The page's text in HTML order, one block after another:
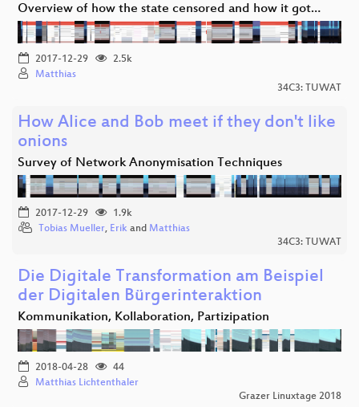
Overview of how the state censored and how it got…
2017-12-29
2.5k
Matthias
34C3: TUWAT
How Alice and Bob meet if they don't like
onions
Survey of Network Anonymisation Techniques
2017-12-29
1.9k
Tobias Mueller, Erik and Matthias
34C3: TUWAT
Die Digitale Transformation am Beispiel
der Digitalen Bürgerinteraktion
Kommunikation, Kollaboration, Partizipation
2018-04-28
44
Matthias Lichtenthaler
Grazer Linuxtage 2018